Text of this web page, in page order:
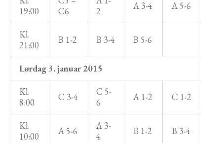
19:00
C6
2
A 3-4 A 5-6
Kl.
21:00
B 1-2 B 3-4 B 5-6
Lørdag 3. januar 2015
Kl.
8:00
C 3-4
C 5-
6
A 1-2 C 1-2
Kl.
10:00
A 5-6
A 3-
4
B 1-2 B 3-4